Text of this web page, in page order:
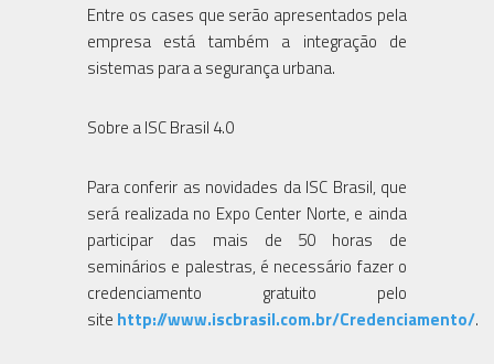
Entre os cases que serão apresentados pela
empresa está também a integração de
sistemas para a segurança urbana.
Sobre a ISC Brasil 4.0
Para conferir as novidades da ISC Brasil, que
será realizada no Expo Center Norte, e ainda
participar das mais de 50 horas de
seminários e palestras, é necessário fazer o
credenciamento gratuito pelo
site http://www.iscbrasil.com.br/Credenciamento/.